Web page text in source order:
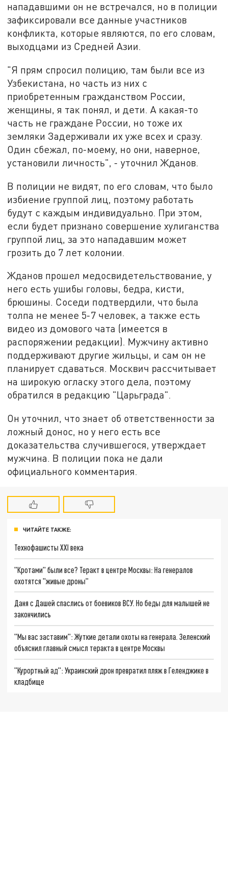
нападавшими он не встречался, но в полиции
зафиксировали все данные участников
конфликта, которые являются, по его словам,
выходцами из Средней Азии.
"Я прям спросил полицию, там были все из
Узбекистана, но часть из них с
приобретенным гражданством России,
женщины, я так понял, и дети. А какая-то
часть не граждане России, но тоже их
земляки Задерживали их уже всех и сразу.
Один сбежал, по-моему, но они, наверное,
установили личность", - уточнил Жданов.
В полиции не видят, по его словам, что было
избиение группой лиц, поэтому работать
будут с каждым индивидуально. При этом,
если будет признано совершение хулиганства
группой лиц, за это нападавшим может
грозить до 7 лет колонии.
Жданов прошел медосвидетельствование, у
него есть ушибы головы, бедра, кисти,
брюшины. Соседи подтвердили, что была
толпа не менее 5-7 человек, а также есть
видео из домового чата (имеется в
распоряжении редакции). Мужчину активно
поддерживают другие жильцы, и сам он не
планирует сдаваться. Москвич рассчитывает
на широкую огласку этого дела, поэтому
обратился в редакцию "Царьграда".
Он уточнил, что знает об ответственности за
ложный донос, но у него есть все
доказательства случившегося, утверждает
мужчина. В полиции пока не дали
официального комментария.
ЧИТАЙТЕ ТАКЖЕ:
Технофашисты XXI века
"Кротами" были все? Теракт в центре Москвы: На генералов
охотятся "живые дроны"
Даня с Дашей спаслись от боевиков ВСУ. Но беды для малышей не
закончились
"Мы вас заставим": Жуткие детали охоты на генерала. Зеленский
объяснил главный смысл теракта в центре Москвы
"Курортный ад": Украинский дрон превратил пляж в Геленджике в
кладбище